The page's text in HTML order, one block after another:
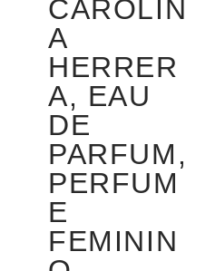
CAROLIN
A
HERRER
A, EAU
DE
PARFUM,
PERFUM
E
FEMININ